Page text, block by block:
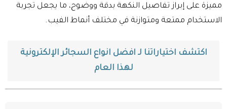
مميزة على إبراز تفاصيل النكهة بدقة ووضوح، ما يجعل تجربة
الاستخدام ممتعة ومتوازنة في مختلف أنماط الفيب.
اكتشف اختياراتنا لـ افضل انواع السجائر الإلكترونية
لهذا العام